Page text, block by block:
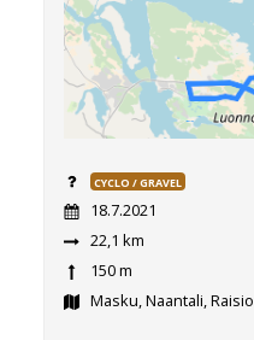
CYCLO / GRAVEL
18.7.2021
22,1 km
150 m
Masku, Naantali, Raisio